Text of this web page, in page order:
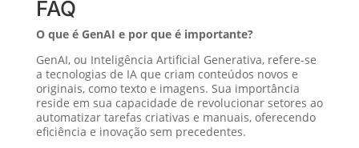
FAQ
O que é GenAI e por que é importante?
GenAI, ou Inteligência Artificial Generativa, refere-se
a tecnologias de IA que criam conteúdos novos e
originais, como texto e imagens. Sua importância
reside em sua capacidade de revolucionar setores ao
automatizar tarefas criativas e manuais, oferecendo
eficiência e inovação sem precedentes.